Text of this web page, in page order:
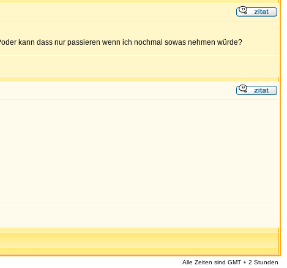
kann dass nur passieren wenn ich nochmal sowas nehmen würde?
Alle Zeiten sind GMT + 2 Stunden